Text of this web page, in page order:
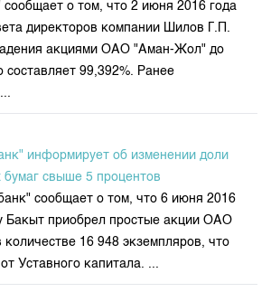
документы
информации
KG
информации
торгов
торгов
металлам
по ГЦБ
ГЦБ
год
о том, что 2 июня 2016 года
директоров компании Шилов Г.П.
акциями ОАО "Аман-Жол" до
составляет 99,392%. Ранее
информирует об изменении доли
бумаг свыше 5 процентов
сообщает о том, что 6 июня 2016
Бакыт приобрел простые акции ОАО
16 948 экземпляров, что
Уставного капитала. ...